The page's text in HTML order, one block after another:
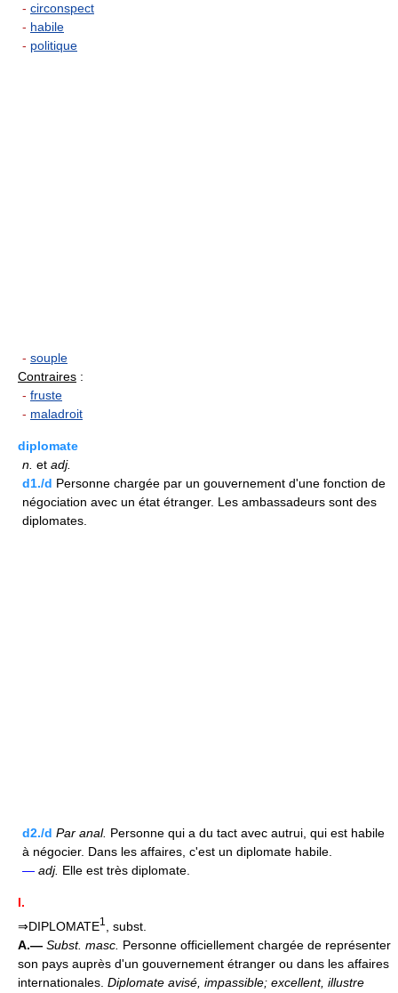
- circonspect
- habile
- politique
- souple
Contraires :
- fruste
- maladroit
diplomate
n. et adj.
d1./d Personne chargée par un gouvernement d'une fonction de
négociation avec un état étranger. Les ambassadeurs sont des
diplomates.
d2./d Par anal. Personne qui a du tact avec autrui, qui est habile
à négocier. Dans les affaires, c'est un diplomate habile.
— adj. Elle est très diplomate.
I.
⇒DIPLOMATE1
, subst.
A.— Subst. masc. Personne officiellement chargée de représenter
son pays auprès d'un gouvernement étranger ou dans les affaires
internationales. Diplomate avisé, impassible; excellent, illustre